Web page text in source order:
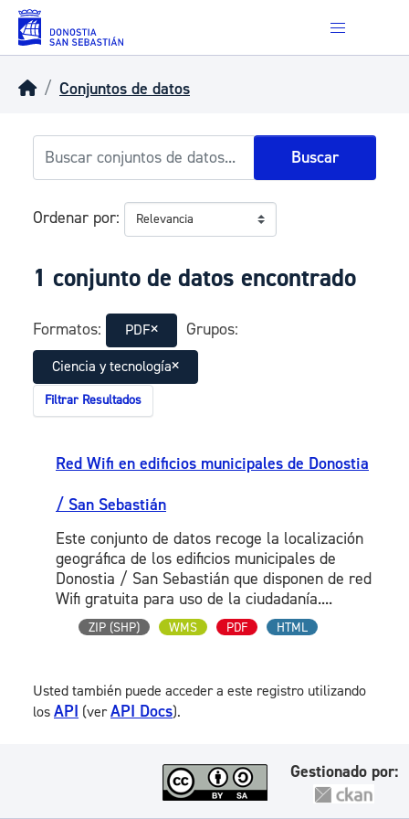
Skip to main content
Conjuntos de datos
Buscar
Ordenar por
1 conjunto de datos encontrado
Formatos: PDF Grupos:
Ciencia y tecnología
Filtrar Resultados
Red Wifi en edificios municipales de Donostia
/ San Sebastián
Este conjunto de datos recoge la localización
geográfica de los edificios municipales de
Donostia / San Sebastián que disponen de red
Wifi gratuita para uso de la ciudadanía....
ZIP (SHP) WMS PDF HTML
Usted también puede acceder a este registro utilizando
los API (verAPI Docs).
Gestionado por: